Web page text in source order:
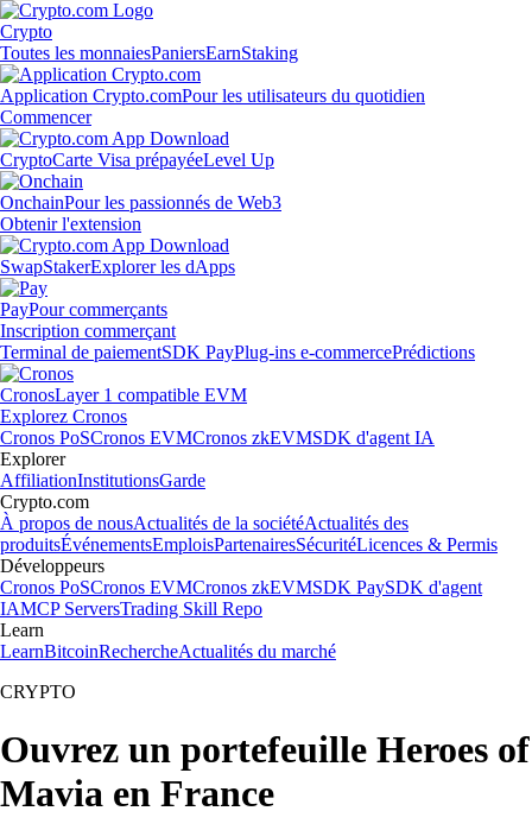
Crypto
Toutes les monnaiesPaniersEarnStaking
Application Crypto.comPour les utilisateurs du quotidien
Commencer
CryptoCarte Visa prépayéeLevel Up
OnchainPour les passionnés de Web3
Obtenir l'extension
SwapStakerExplorer les dApps
PayPour commerçants
Inscription commerçant
Terminal de paiementSDK PayPlug-ins e-commercePrédictions
CronosLayer 1 compatible EVM
Explorez Cronos
Cronos PoSCronos EVMCronos zkEVMSDK d'agent IA
Explorer
AffiliationInstitutionsGarde
Crypto.com
À propos de nousActualités de la sociétéActualités des
produitsÉvénementsEmploisPartenairesSécuritéLicences & Permis
Développeurs
Cronos PoSCronos EVMCronos zkEVMSDK PaySDK d'agent
IAMCP ServersTrading Skill Repo
Learn
LearnBitcoinRechercheActualités du marché
CRYPTO
Ouvrez un portefeuille Heroes of
Mavia en France